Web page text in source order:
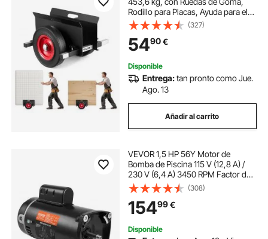
Rodillo para Placas, Ayuda para el
Transporte de Placas de Acero,
Colchones, Puertas y Paneles de
Yeso, Negro, 412 x 450 x 300 mm
(327)
5490€
Disponible
Entrega:tan pronto como Jue.
Ago. 13
Añadir al carrito
VEVOR 1,5 HP 56Y Motor de
Bomba de Piscina 115 V (12,8 A) /
230 V (6,4 A) 3450 RPM Factor de
Trabajo 1,1 Condensador
90μF/250V Motor de Repuesto de
Brida Cuadrada Giratorio CCW para
Piscinas
(308)
15499€
Disponible